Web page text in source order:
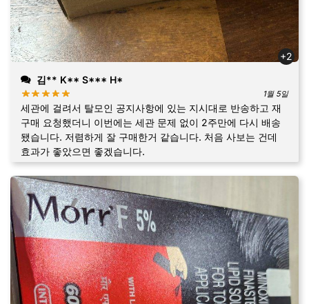
+2
김** K** S*** H*
1월 5일
세관에 걸려서 탈모인 공지사항에 있는 지시대로 반송하고 재
구매 요청했더니 이번에는 세관 문제 없이 2주만에 다시 배송
됐습니다. 저렴하게 잘 구매한거 같습니다. 처음 사보는 건데
효과가 좋았으면 좋겠습니다.